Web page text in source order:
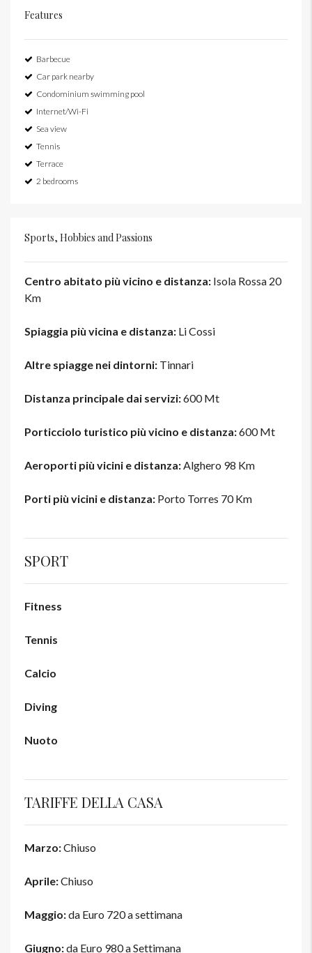
Features
Barbecue
Car park nearby
Condominium swimming pool
Internet/Wi-Fi
Sea view
Tennis
Terrace
2 bedrooms
Sports, Hobbies and Passions
Centro abitato più vicino e distanza: Isola Rossa 20
Km
Spiaggia più vicina e distanza: Li Cossi
Altre spiagge nei dintorni: Tinnari
Distanza principale dai servizi:600 Mt
Porticciolo turistico più vicino e distanza:600 Mt
Aeroporti più vicini e distanza:Alghero 98 Km
Porti più vicini e distanza: Porto Torres 70 Km
SPORT
Fitness
Tennis
Calcio
Diving
Nuoto
TARIFFE DELLA CASA
Marzo:Chiuso
Aprile:Chiuso
Maggio:da Euro 720 a settimana
Giugno:da Euro 980 a Settimana